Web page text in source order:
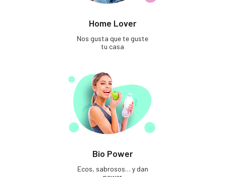
Home Lover
Nos gusta que te guste
tu casa
Bio Power
Ecos, sabrosos… y dan